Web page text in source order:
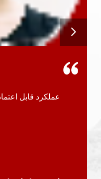
عملکرد قابل